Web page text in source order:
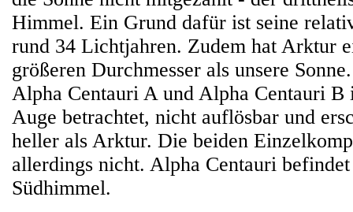
Himmel. Ein Grund dafür ist seine
rund 34 Lichtjahren. Zudem hat Arktur
größeren Durchmesser als unsere
Alpha Centauri A und Alpha Centauri B
Auge betrachtet, nicht auflösbar und
heller als Arktur. Die beiden
allerdings nicht. Alpha Centauri
Südhimmel.